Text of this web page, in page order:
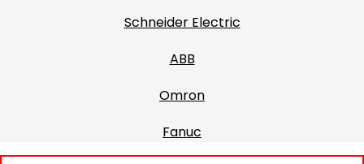
Schneider Electric
ABB
Omron
Fanuc